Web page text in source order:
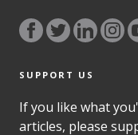
SUPPORT US
If you like what
articles, please